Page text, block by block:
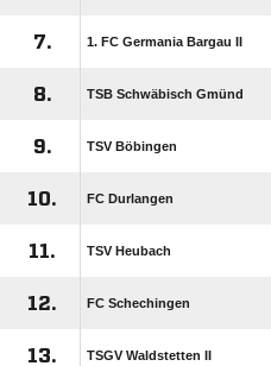
7. 1. FC Germania Bargau II
8. TSB Schwäbisch Gmünd
9. TSV Böbingen
10. FC Durlangen
11. TSV Heubach
12. FC Schechingen
13. TSGV Waldstetten II